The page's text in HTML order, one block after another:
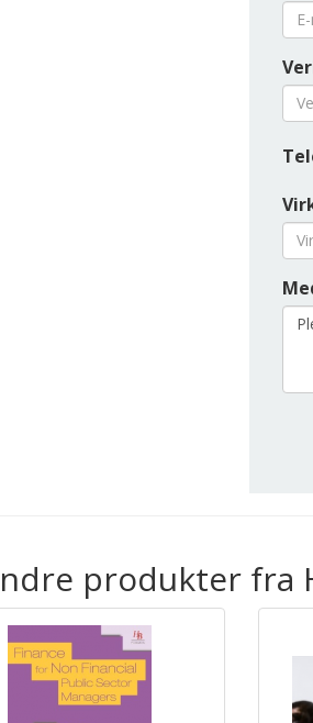
produkter fra